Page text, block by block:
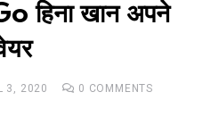
हिना खान अपने
3, 2020 0 COMMENTS